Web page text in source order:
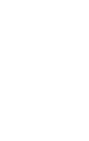
परिणाम पीडीएफ